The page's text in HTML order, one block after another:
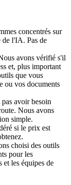
concentrés sur
l'IA. Pas de
avons vérifié s'il
et, plus important
que vous
ou vos documents
avoir besoin
Nous avons
simple.
si le prix est
choisi des outils
pour les
et les équipes de